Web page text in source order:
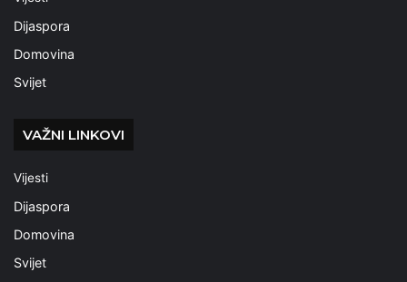
Dijaspora
Domovina
Svijet
VAŽNI LINKOVI
Vijesti
Dijaspora
Domovina
Svijet